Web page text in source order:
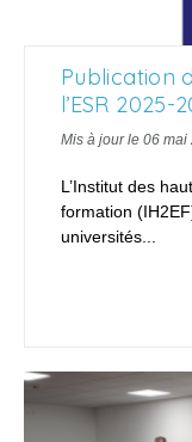
Publication
l’ESR 2025-
Mis à jour le 06 mai
L’Institut des
formation
universités...